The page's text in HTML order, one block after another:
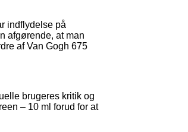
indflydelse på
afgørende, at man
af Van Gogh 675
brugeres kritik og
– 10 ml forud for at